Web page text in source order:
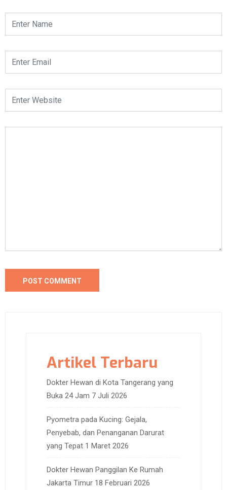
Artikel Terbaru
Dokter Hewan di Kota Tangerang yang
Buka 24 Jam 7 Juli 2026
Pyometra pada Kucing: Gejala,
Penyebab, dan Penanganan Darurat
yang Tepat 1 Maret 2026
Dokter Hewan Panggilan Ke Rumah
Jakarta Timur 18 Februari 2026